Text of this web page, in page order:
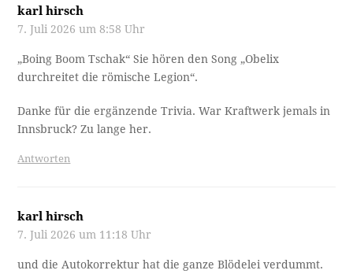
karl hirsch
7. Juli 2026 um 8:58 Uhr
„Boing Boom Tschak“ Sie hören den Song „Obelix
durchreitet die römische Legion“.
Danke für die ergänzende Trivia. War Kraftwerk jemals in
Innsbruck? Zu lange her.
Antworten
karl hirsch
7. Juli 2026 um 11:18 Uhr
und die Autokorrektur hat die ganze Blödelei verdummt.